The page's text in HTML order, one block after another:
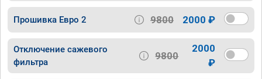
Прошивка Евро 2 9800 2000 ₽
Отключение сажевого
фильтра
9800
2000
₽